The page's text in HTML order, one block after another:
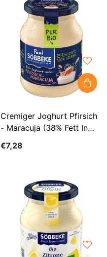
Cremiger Joghurt Pfirsich
- Maracuja (38% Fett In
SOBBEKE
€7,28